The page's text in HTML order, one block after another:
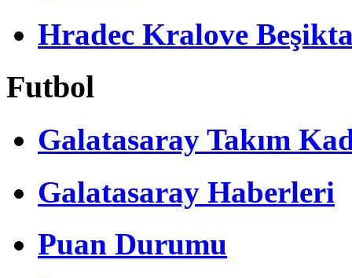
Hradec Kralove
Futbol
Galatasaray Takım
Galatasaray Haberleri
Puan Durumu